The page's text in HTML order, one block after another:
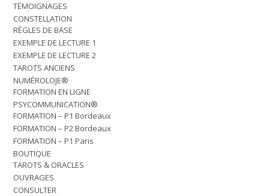
TÉMOIGNAGES
CONSTELLATION
RÈGLES DE BASE
EXEMPLE DE LECTURE 1
EXEMPLE DE LECTURE 2
TAROTS ANCIENS
NUMÉROLOJE®
FORMATION EN LIGNE
PSYCOMMUNICATION®
FORMATION – P1 Bordeaux
FORMATION – P2 Bordeaux
FORMATION – P1 Paris
BOUTIQUE
TAROTS & ORACLES
OUVRAGES
CONSULTER